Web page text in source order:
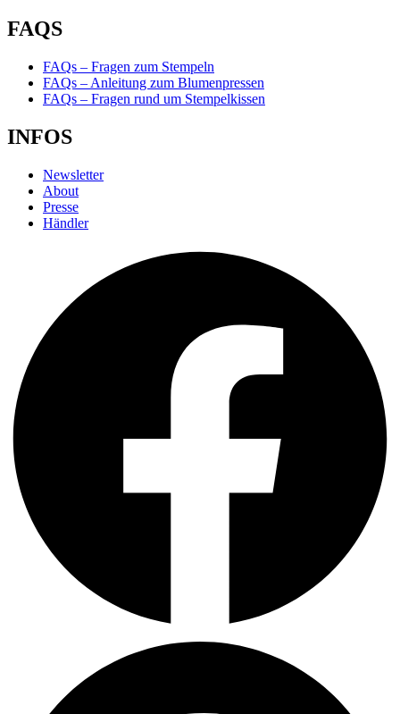
FAQS
FAQs – Fragen zum Stempeln
FAQs – Anleitung zum Blumenpressen
FAQs – Fragen rund um Stempelkissen
INFOS
Newsletter
About
Presse
Händler